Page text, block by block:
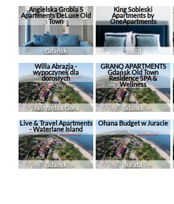
Angielska Grobla 5
Apartments DeLuxe Old
Town
Gdańsk
King Sobieski
Apartments by
OneApartments
Sopot
Willa Abrazja -
wypoczynek dla
dorosłych
Jastrzębia Góra
GRANO APARTMENTS
Gdańsk Old Town
Residence SPA &
Wellness
Gdańsk
Live & Travel Apartments
- Waterlane Island
Gdańsk
Ohana Budget w Juracie
Jurata